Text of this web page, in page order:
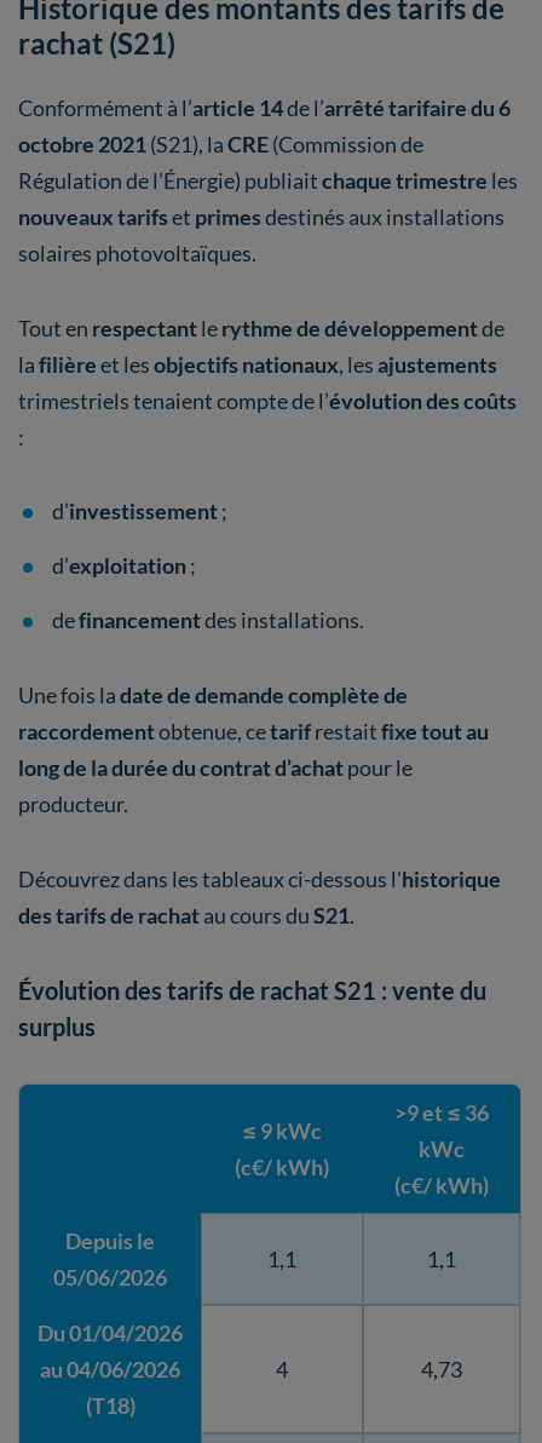
Historique des montants des tarifs de
rachat (S21)
Conformément à l’article 14de l’arrêté tarifaire du 6
octobre 2021(S21), laCRE(Commission de
Régulation de l’Énergie) publiaitchaque trimestre les
nouveaux tarifset primesdestinés aux installations
solaires photovoltaïques.
Tout en respectantlerythme de développementde
lafilièreet lesobjectifs nationaux, lesajustements
trimestriels tenaient compte de l’évolution des coûts
:
d’investissement;
d’exploitation;
definancementdes installations.
Une fois ladate de demande complète de
raccordementobtenue, cetarifrestaitfixe tout au
long de la durée du contrat d’achatpour le
producteur.
Découvrez dans les tableaux ci-dessous l'historique
des tarifs de rachatau cours duS21.
Évolution des tarifs de rachat S21 : vente du
surplus
≤ 9 kWc
(c€/ kWh)
>9 et ≤ 36
kWc
(c€/ kWh)
Depuis le
05/06/2026
1,1 1,1
Du 01/04/2026
au 04/06/2026
(T18)
4 4,73